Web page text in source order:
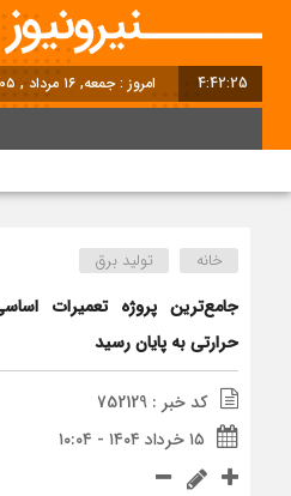
4:42:26 امروز : جمعه, ۱۶ مرداد , ۱۴۰۵
خانه تولید برق
جامع‌ترین پروژه تعمیرات
حرارتی به پایان رسید
کد خبر : 752129
۱۵ خرداد ۱۴۰۴ - ۱۰:۰۴